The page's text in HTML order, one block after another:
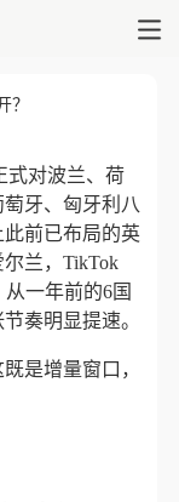
？
式对波兰、荷
牙、匈牙利八
前已布局的英
兰，TikTok
一年前的6国
奏明显提速。
是增量窗口，